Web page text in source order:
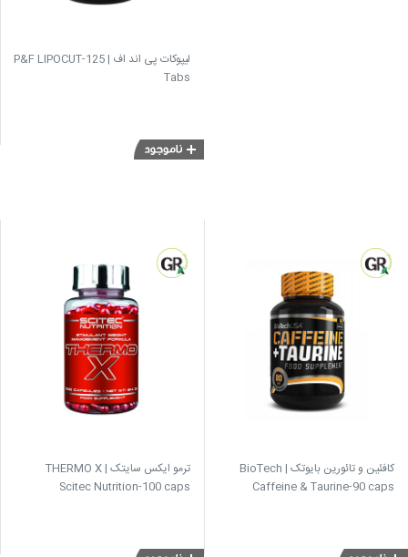
لیپوکات پی اند اف | P&F LIPOCUT-125
Tabs
کافئین و تائورین بایوتک | BioTech
Caffeine & Taurine-90 caps
ترمو ایکس سایتک | THERMO X
Scitec Nutrition-100 caps